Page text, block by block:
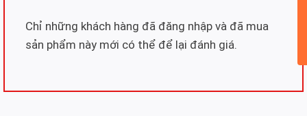
Chỉ những khách hàng đã đăng nhập và đã mua
sản phẩm này mới có thể để lại đánh giá.